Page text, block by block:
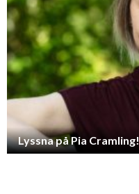
Lyssna på Pia Cramling!